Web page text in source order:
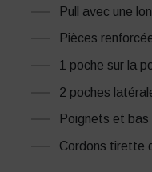
Pull avec une
Pièces
1 poche sur la
2 poches
Poignets et
Cordons tirette